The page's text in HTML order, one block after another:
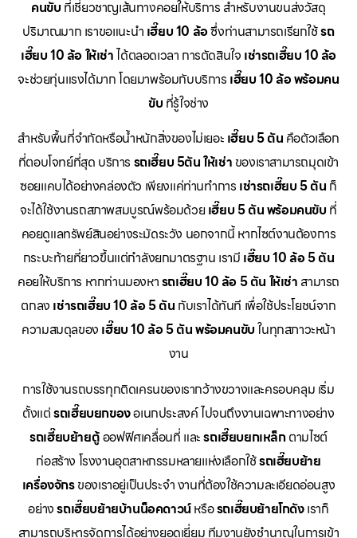
คนขับ ที่เชี่ยวชาญเส้นทางคอยให้บริการ สำหรับงานขนส่งวัสดุ
ปริมาณมาก เราขอแนะนำ เฮี๊ยบ 10 ล้อซึ่งท่านสามารถเรียกใช้รถ
เฮี๊ยบ 10 ล้อ ให้เช่าได้ตลอดเวลา การตัดสินใจ เช่ารถเฮี๊ยบ 10 ล้อ
จะช่วยทุ่นแรงได้มาก โดยมาพร้อมกับบริการ เฮี๊ยบ 10 ล้อ พร้อมคน
ขับ ที่รู้ใจช่าง
สำหรับพื้นที่จำกัดหรือน้ำหนักสิ่งของไม่เยอะ เฮี๊ยบ 5 ตัน คือตัวเลือก
ที่ตอบโจทย์ที่สุด บริการ รถเฮี๊ยบ 5ตัน ให้เช่า ของเราสามารถมุดเข้า
ซอยแคบได้อย่างคล่องตัว เพียงแค่ท่านทำการ เช่ารถเฮี๊ยบ 5 ตัน ก็
จะได้ใช้งานรถสภาพสมบูรณ์พร้อมด้วย เฮี๊ยบ 5 ตัน พร้อมคนขับ ที่
คอยดูแลทรัพย์สินอย่างระมัดระวัง นอกจากนี้ หากไซต์งานต้องการ
กระบะท้ายที่ยาวขึ้นแต่กำลังยกมาตรฐาน เรามี เฮี๊ยบ 10 ล้อ 5 ตัน
คอยให้บริการ หากท่านมองหารถเฮี๊ยบ 10 ล้อ 5 ตัน ให้เช่า สามารถ
ตกลง เช่ารถเฮี๊ยบ 10 ล้อ 5 ตัน กับเราได้ทันที เพื่อใช้ประโยชน์จาก
ความสมดุลของ เฮี๊ยบ 10 ล้อ 5 ตัน พร้อมคนขับในทุกสภาวะหน้า
งาน
การใช้งานรถบรรทุกติดเครนของเรากว้างขวางและครอบคลุม เริ่ม
ตั้งแต่รถเฮี๊ยบยกของอเนกประสงค์ ไปจนถึงงานเฉพาะทางอย่าง
รถเฮี๊ยบย้ายตู้ออฟฟิศเคลื่อนที่ และรถเฮี๊ยบยกเหล็กตามไซต์
ก่อสร้าง โรงงานอุตสาหกรรมหลายแห่งเลือกใช้รถเฮี๊ยบย้าย
เครื่องจักรของเราอยู่เป็นประจำ งานที่ต้องใช้ความละเอียดอ่อนสูง
อย่างรถเฮี๊ยบย้ายบ้านน็อคดาวน์หรือรถเฮี๊ยบย้ายโกดังเราก็
สามารถบริหารจัดการได้อย่างยอดเยี่ยม ทีมงานยังชำนาญในการเข้า